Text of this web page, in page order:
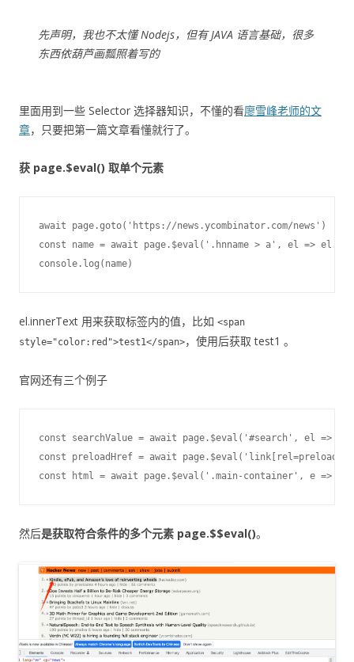
先声明，我也不太懂 Nodejs，但有 JAVA 语言基础，很多
东西依葫芦画瓢照着写的
里面用到一些 Selector 选择器知识，不懂的看廖雪峰老师的文
章，只要把第一篇文章看懂就行了。
获 page.$eval() 取单个元素
await page.goto('https://news.ycombinator.com/news')
const name = await page.$eval('.hnname > a', el =>
el.innerText 用来获取标签内的值，比如 <span
style="color:red">test1</span>，使用后获取 test1 。
官网还有三个例子
const searchValue = await page.$eval('#search', el =>
const preloadHref = await
然后是获取符合条件的多个元素 page.$$eval()。